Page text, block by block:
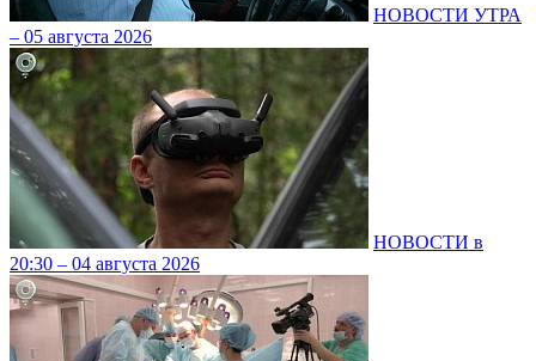
НОВОСТИ УТРА
– 05 августа 2026
НОВОСТИ в
20:30 – 04 августа 2026